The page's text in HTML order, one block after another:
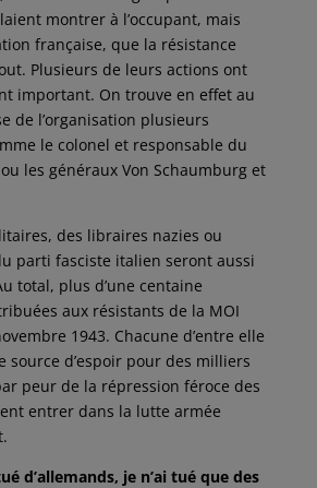
montrer à l’occupant, mais
française, que la résistance
Plusieurs de leurs actions ont
important. On trouve en effet au
de l’organisation plusieurs
le colonel et responsable du
les généraux Von Schaumburg et
des libraires nazies ou
parti fasciste italien seront aussi
total, plus d’une centaine
aux résistants de la MOI
1943. Chacune d’entre elle
source d’espoir pour des milliers
peur de la répression féroce des
entrer dans la lutte armée
d’allemands, je n’ai tué que des